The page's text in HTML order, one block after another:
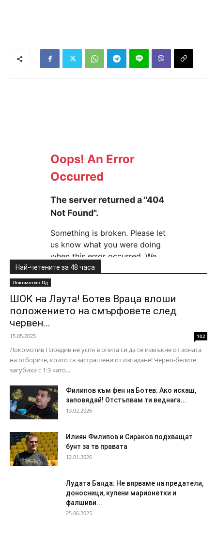
Най-четените за 48 часа
Локомотив Пд
ШОК на Лаута! Ботев Враца влоши
положението на смърфовете след
червен...
15.05.2025 102
Локомотив Пловдив не успя в опита си да се измъкне от зоната
на отборите, които са застрашени от изпадане! Черно-белите
загубиха с 1:3 като...
Филипов към фен на Ботев: Ако искаш,
заповядай! Отстъпвам ти веднага...
13.02.2026
Илиян Филипов и Сираков подхващат
бунт за тв правата
12.01.2026
Лудата Банда: Не вярваме на предатели,
доносници, купени марионетки и
фалшиви...
25.06.2025